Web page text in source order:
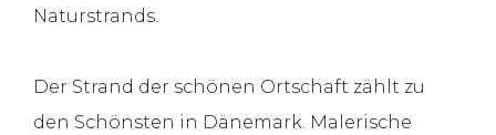
Naturstrands.
Der Strand der schönen Ortschaft zählt zu
den Schönsten in Dänemark. Malerische